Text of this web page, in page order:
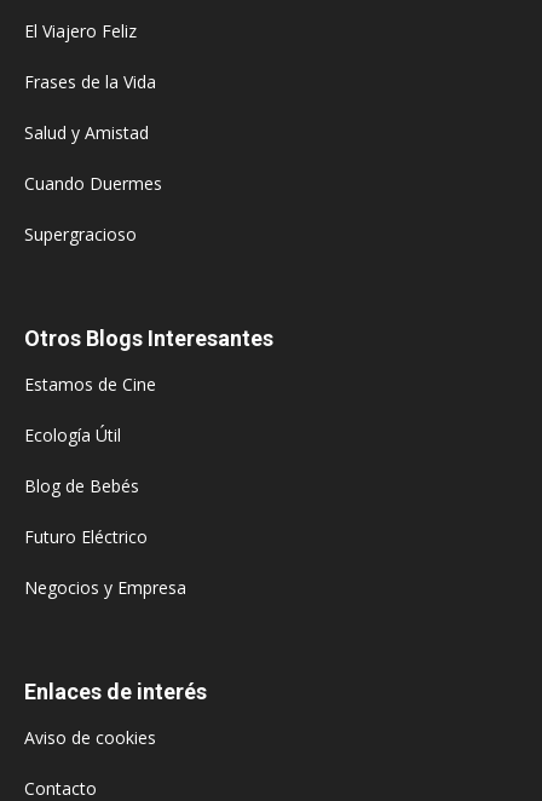
El Viajero Feliz
Frases de la Vida
Salud y Amistad
Cuando Duermes
Supergracioso
Otros Blogs Interesantes
Estamos de Cine
Ecología Útil
Blog de Bebés
Futuro Eléctrico
Negocios y Empresa
Enlaces de interés
Aviso de cookies
Contacto